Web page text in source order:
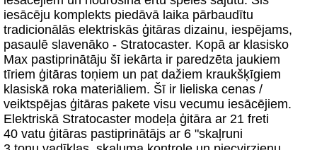
iesācēju komplekts piedāvā laika pārbaudītu
tradicionālās elektriskās ģitāras dizainu, iespējams,
pasaulē slavenāko - Stratocaster. Kopā ar klasisko
Max pastiprinātāju šī iekārta ir paredzēta jaukiem
tīriem ģitāras toņiem un pat dažiem kraukšķīgiem
klasiskā roka materiāliem. Šī ir lieliska cenas /
veiktspējas ģitāras pakete visu vecumu iesācējiem.
Elektriskā Stratocaster modeļa ģitāra ar 21 freti
40 vatu ģitāras pastiprinātājs ar 6 "skaļruni